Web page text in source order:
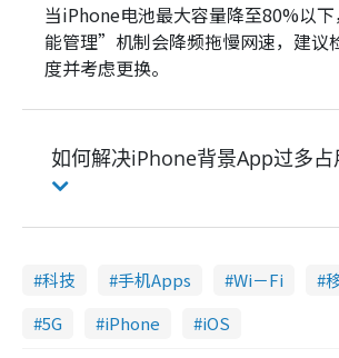
当iPhone电池最大容量降至80%以
能管理”机制会降频拖慢网速，建议
度并考虑更换。
如何解决iPhone背景App过多占
科技 手机Apps Wi－Fi
5G
iPhone iOS